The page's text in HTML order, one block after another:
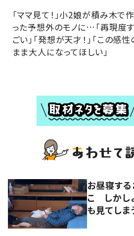
「ママ見て！」小2娘が積み木で作
った予想外のモノに…「再現度す
ごい」「発想が天才！」「この感性
まま大人になってほしい」
お昼寝す
こ しかし
も見てしま